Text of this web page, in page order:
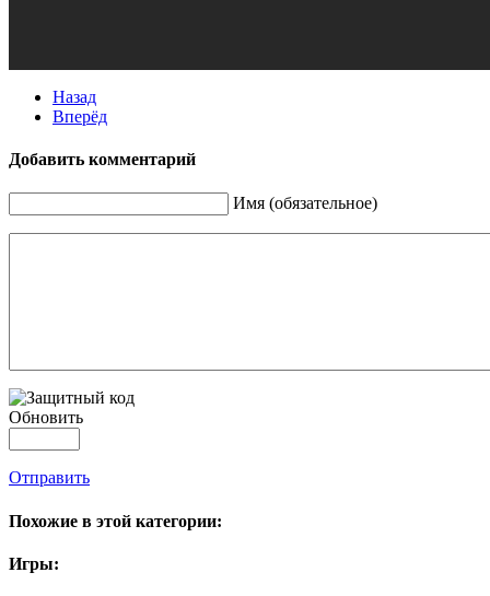
Назад
Вперёд
Добавить комментарий
Имя (обязательное)
Обновить
Отправить
Похожие в этой категории:
Игры: